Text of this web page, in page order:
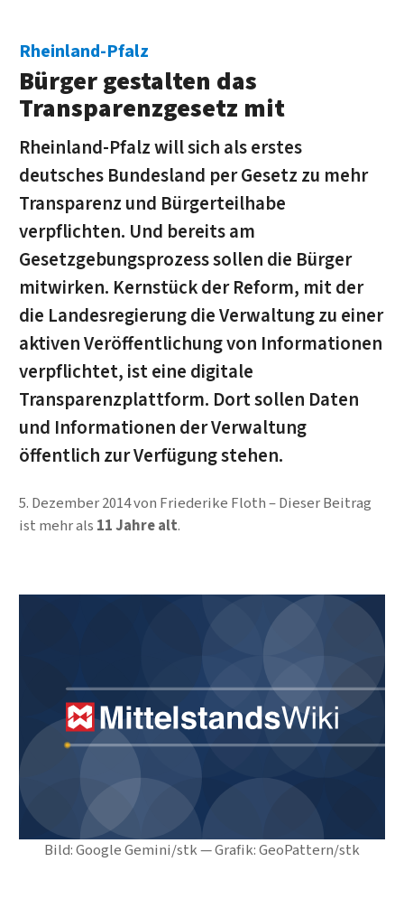
Bild: Google Gemini/stk — Grafik: GeoPattern/stk
Rheinland-Pfalz
Bürger gestalten das
Transparenzgesetz mit
Rheinland-Pfalz will sich als erstes
deutsches Bundesland per Gesetz zu mehr
Transparenz und Bürgerteilhabe
verpflichten. Und bereits am
Gesetzgebungsprozess sollen die Bürger
mitwirken. Kernstück der Reform, mit der
die Landesregierung die Verwaltung zu einer
aktiven Veröffentlichung von Informationen
verpflichtet, ist eine digitale
Transparenzplattform. Dort sollen Daten
und Informationen der Verwaltung
öffentlich zur Verfügung stehen.
5. Dezember 2014von Friederike Floth
Dieser Beitrag
ist mehr als 11 Jahre alt.